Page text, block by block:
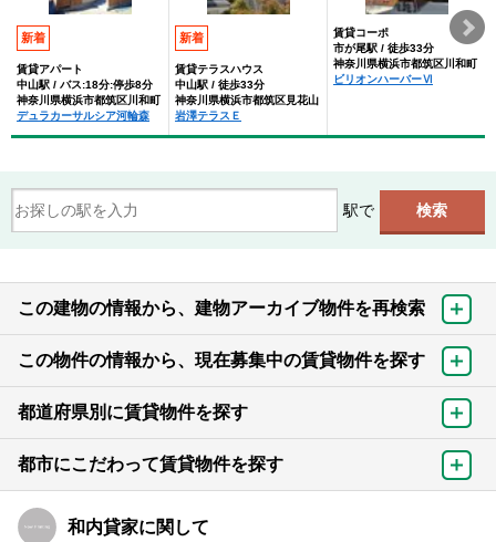
新着
賃貸アパート
中山駅 / バス:18分:停歩8分
神奈川県横浜市都筑区川和町
デュラカーサルシア河輪森
新着
賃貸テラスハウス
中山駅 / 徒歩33分
神奈川県横浜市都筑区見花山
岩澤テラスＥ
賃貸コーポ
市が尾駅 / 徒歩33分
神奈川県横浜市都筑区川和町
ビリオンハーバーⅥ
駅で
この建物の情報から、建物アーカイブ物件を再検索
この物件の情報から、現在募集中の賃貸物件を探す
都道府県別に賃貸物件を探す
都市にこだわって賃貸物件を探す
和内貸家に関して